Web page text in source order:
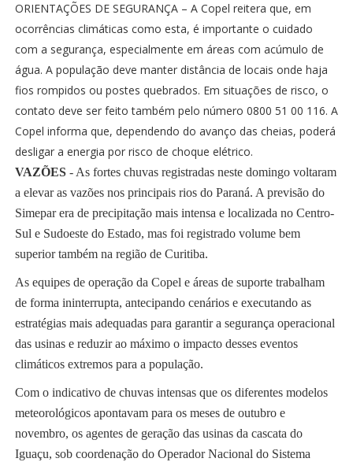
ORIENTAÇÕES DE SEGURANÇA – A Copel reitera que, em
ocorrências climáticas como esta, é importante o cuidado
com a segurança, especialmente em áreas com acúmulo de
água. A população deve manter distância de locais onde haja
fios rompidos ou postes quebrados. Em situações de risco, o
contato deve ser feito também pelo número 0800 51 00 116. A
Copel informa que, dependendo do avanço das cheias, poderá
desligar a energia por risco de choque elétrico.
VAZÕES - As fortes chuvas registradas neste domingo voltaram
a elevar as vazões nos principais rios do Paraná. A previsão do
Simepar era de precipitação mais intensa e localizada no Centro-
Sul e Sudoeste do Estado, mas foi registrado volume bem
superior também na região de Curitiba.
As equipes de operação da Copel e áreas de suporte trabalham
de forma ininterrupta, antecipando cenários e executando as
estratégias mais adequadas para garantir a segurança operacional
das usinas e reduzir ao máximo o impacto desses eventos
climáticos extremos para a população.
Com o indicativo de chuvas intensas que os diferentes modelos
meteorológicos apontavam para os meses de outubro e
novembro, os agentes de geração das usinas da cascata do
Iguaçu, sob coordenação do Operador Nacional do Sistema